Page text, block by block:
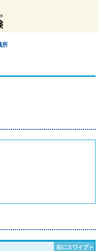
所